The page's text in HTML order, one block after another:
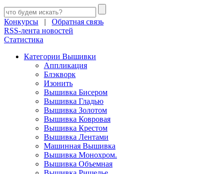
Конкурсы | Обратная связь
RSS-лента новостей
Статистика
Категории Вышивки
Аппликация
Блэкворк
Изонить
Вышивка Бисером
Вышивка Гладью
Вышивка Золотом
Вышивка Ковровая
Вышивка Крестом
Вышивка Лентами
Машинная Вышивка
Вышивка Монохром.
Вышивка Объемная